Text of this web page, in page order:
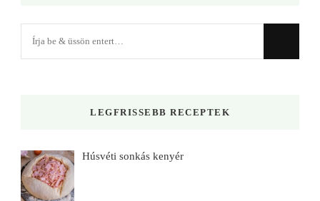
Keres
LEGFRISSEBB RECEPTEK
Húsvéti sonkás kenyér